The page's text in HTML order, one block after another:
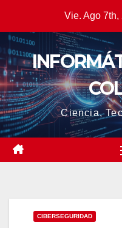
contenido
Vie. Ago 7th,
Ciencia,
CIBERSEGURIDAD